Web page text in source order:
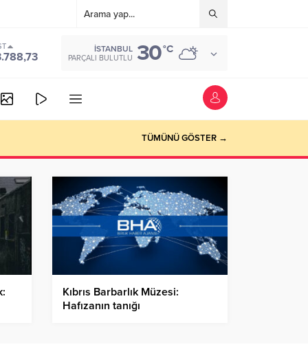
İSTANBUL
PARÇALI BULUTLU 30°C
TÜMÜNÜ GÖSTER →
Kıbrıs Barbarlık Müzesi:
Hafızanın tanığı